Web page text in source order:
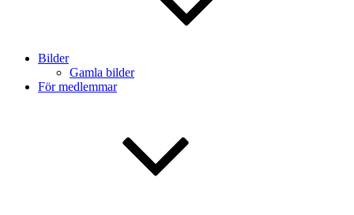
Bilder
Gamla bilder
För medlemmar